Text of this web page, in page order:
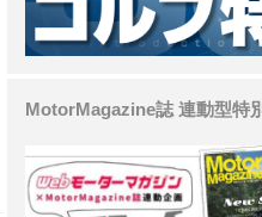
MotorMagazine誌 連動型特